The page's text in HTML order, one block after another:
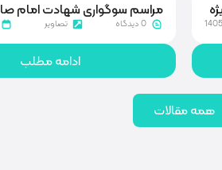
روایتگری در گلزار شهدای قم
0 دیدگاه تصاویر
ادامه مطلب
همه مقالات